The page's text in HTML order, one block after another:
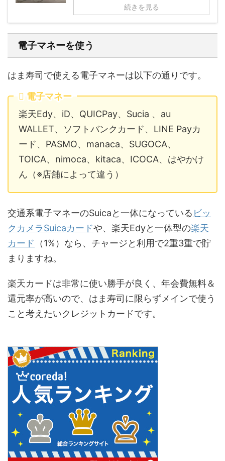
続きを見る
電子マネーを使う
はま寿司で使える電子マネーは以下の通りです。
電子マネー
楽天Edy、iD、QUICPay、Sucia 、au
WALLET、ソフトバンクカード、LINE Payカ
ード、PASMO、manaca、SUGOCA、
TOICA、nimoca、kitaca、ICOCA、はやかけ
ん（※店舗によって違う）
交通系電子マネーのSuicaと一体になっている ビッ
クカメラSuicaカードや、楽天Edyと一体型の楽天
カード （1%）なら、チャージと利用で2重3重で貯
まりますね。
楽天カードは非常に使い勝手が良く、年会費無料＆
還元率が高いので、はま寿司に限らずメインで使う
こと考えたいクレジットカードです。